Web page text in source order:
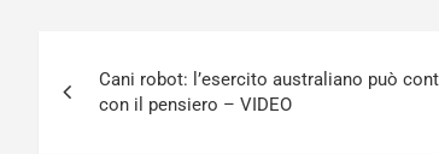
articoli
Cani robot: l’esercito australiano può
con il pensiero – VIDEO